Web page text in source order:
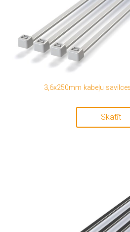
3,6x250mm kabeļu
Skatīt